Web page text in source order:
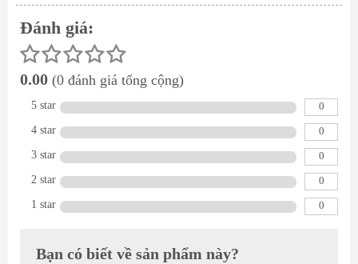
Đánh giá:
0.00 (0 đánh giá tổng cộng)
5 star
0
4 star
0
3 star
0
2 star
0
1 star
0
Bạn có biết về sản phẩm này?